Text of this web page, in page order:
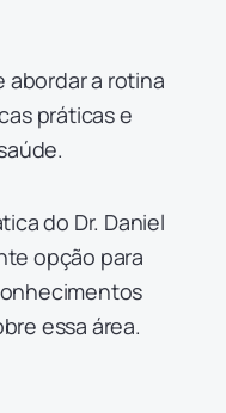
abordar a rotina
práticas e
do Dr. Daniel
opção para
essa área.